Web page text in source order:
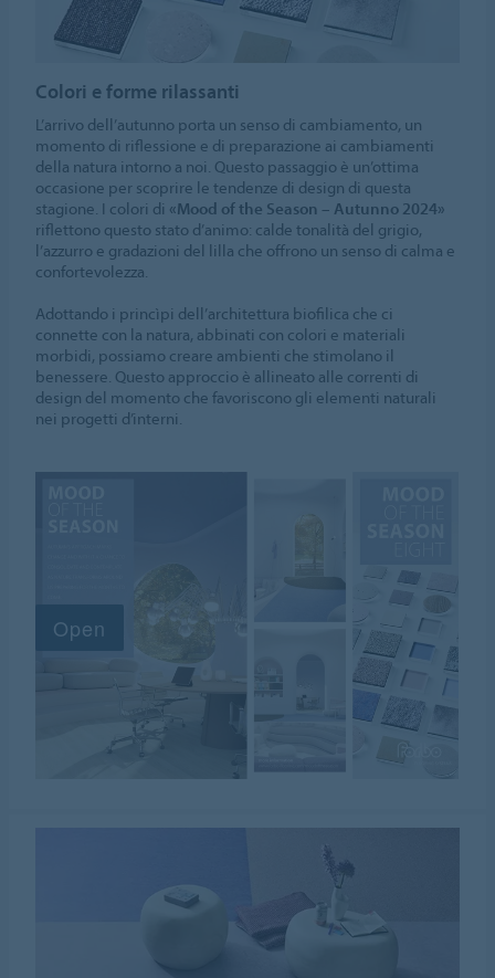
Colori e forme rilassanti
L’arrivo dell’autunno porta un senso di cambiamento, un
momento di riflessione e di preparazione ai cambiamenti
della natura intorno a noi. Questo passaggio è un’ottima
occasione per scoprire le tendenze di design di questa
stagione. I colori di «Mood of the Season – Autunno 2024»
riflettono questo stato d’animo: calde tonalità del grigio,
l’azzurro e gradazioni del lilla che offrono un senso di calma e
confortevolezza.
Adottando i princìpi dell’architettura biofilica che ci
connette con la natura, abbinati con colori e materiali
morbidi, possiamo creare ambienti che stimolano il
benessere. Questo approccio è allineato alle correnti di
design del momento che favoriscono gli elementi naturali
nei progetti d’interni.